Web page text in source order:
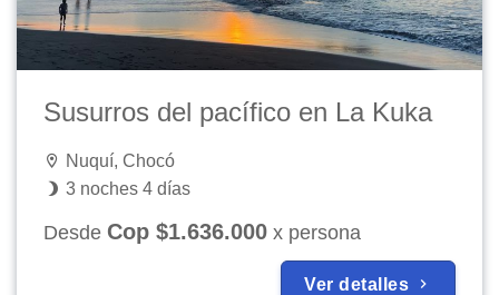
Susurros del pacífico en La Kuka
Nuquí, Chocó
3 noches 4 días
Desde Cop $1.636.000 x persona
Ver detalles